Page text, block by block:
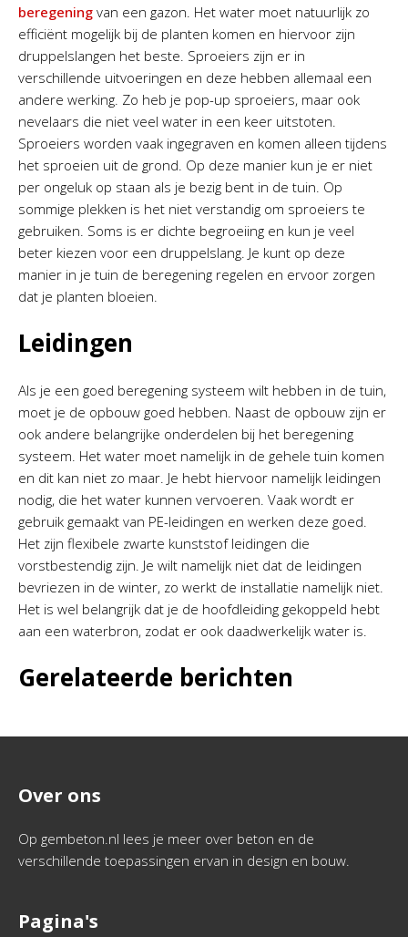
beregening van een gazon. Het water moet natuurlijk zo
efficiënt mogelijk bij de planten komen en hiervoor zijn
druppelslangen het beste. Sproeiers zijn er in
verschillende uitvoeringen en deze hebben allemaal een
andere werking. Zo heb je pop-up sproeiers, maar ook
nevelaars die niet veel water in een keer uitstoten.
Sproeiers worden vaak ingegraven en komen alleen tijdens
het sproeien uit de grond. Op deze manier kun je er niet
per ongeluk op staan als je bezig bent in de tuin. Op
sommige plekken is het niet verstandig om sproeiers te
gebruiken. Soms is er dichte begroeiing en kun je veel
beter kiezen voor een druppelslang. Je kunt op deze
manier in je tuin de beregening regelen en ervoor zorgen
dat je planten bloeien.
Leidingen
Als je een goed beregening systeem wilt hebben in de tuin,
moet je de opbouw goed hebben. Naast de opbouw zijn er
ook andere belangrijke onderdelen bij het beregening
systeem. Het water moet namelijk in de gehele tuin komen
en dit kan niet zo maar. Je hebt hiervoor namelijk leidingen
nodig, die het water kunnen vervoeren. Vaak wordt er
gebruik gemaakt van PE-leidingen en werken deze goed.
Het zijn flexibele zwarte kunststof leidingen die
vorstbestendig zijn. Je wilt namelijk niet dat de leidingen
bevriezen in de winter, zo werkt de installatie namelijk niet.
Het is wel belangrijk dat je de hoofdleiding gekoppeld hebt
aan een waterbron, zodat er ook daadwerkelijk water is.
Gerelateerde berichten
Over ons
Op gembeton.nl lees je meer over beton en de
verschillende toepassingen ervan in design en bouw.
Pagina's